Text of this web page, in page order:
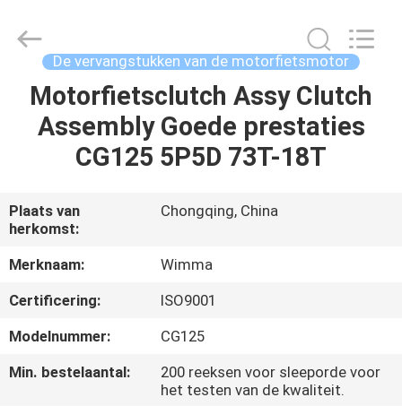
THUIS
PRODUCTEN
VIDEO'S
OVER
ONS
Spare
Parts
Reserved.
De vervangstukken van de motorfietsmotor
Motorfietsclutch Assy Clutch
Assembly Goede prestaties
CG125 5P5D 73T-18T
Plaats van
herkomst:
Chongqing, China
Merknaam:
Wimma
Certificering:
ISO9001
Modelnummer:
CG125
Min. bestelaantal:
200 reeksen voor sleeporde voor
het testen van de kwaliteit.